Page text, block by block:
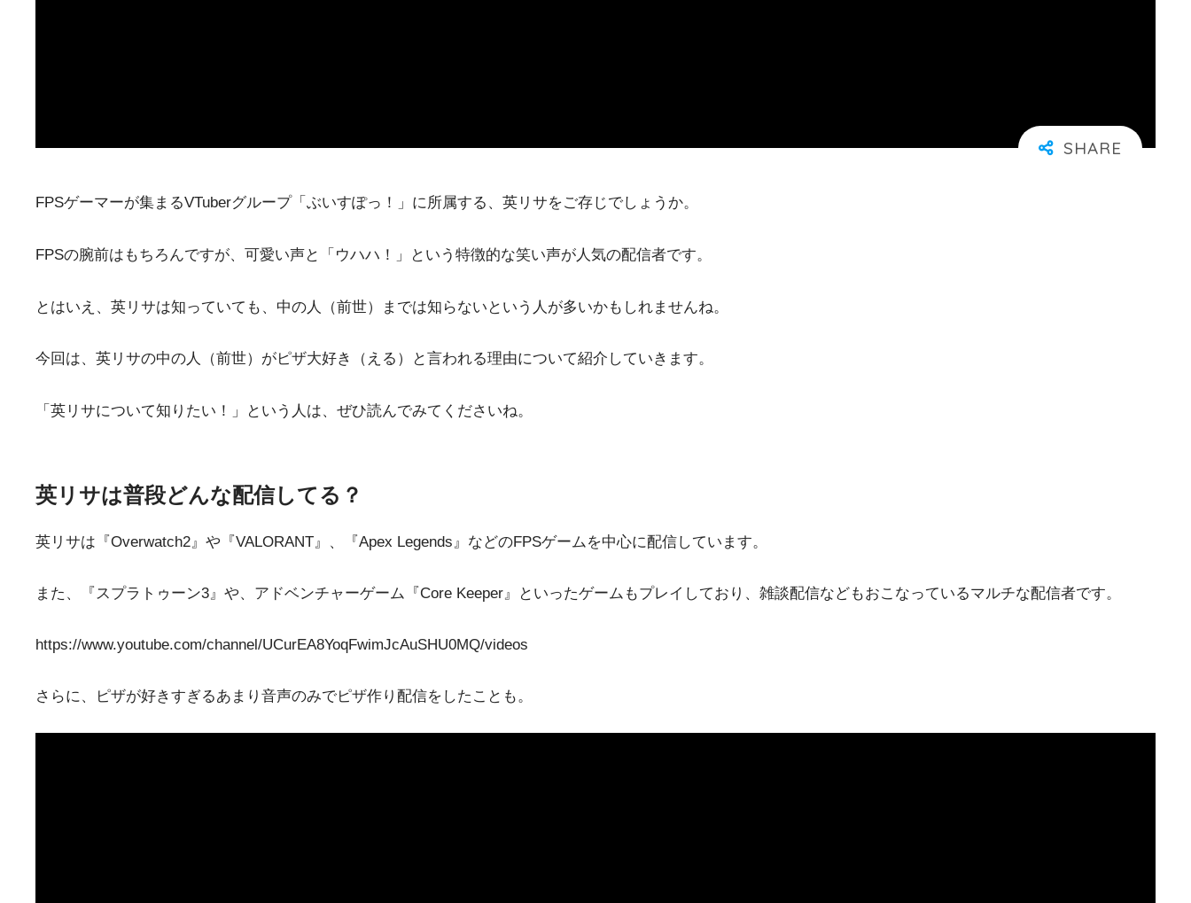
FPSゲーマーが集まるVTuberグループ「ぶいすぽっ！」に所属する、英リサをご存じでしょうか。
FPSの腕前はもちろんですが、可愛い声と「ウハハ！」という特徴的な笑い声が人気の配信者です。
とはいえ、英リサは知っていても、中の人（前世）までは知らないという人が多いかもしれませんね。
今回は、英リサの中の人（前世）がピザ大好き（える）と言われる理由について紹介していきます。
「英リサについて知りたい！」という人は、ぜひ読んでみてくださいね。
英リサは普段どんな配信してる？
英リサは『Overwatch2』や『VALORANT』、『Apex Legends』などのFPSゲームを中心に配信しています。
また、『スプラトゥーン3』や、アドベンチャーゲーム『Core Keeper』といったゲームもプレイしており、雑談配信などもおこなっているマルチな配信者です。
https://www.youtube.com/channel/UCurEA8YoqFwimJcAuSHU0MQ/videos
さらに、ピザが好きすぎるあまり音声のみでピザ作り配信をしたことも。